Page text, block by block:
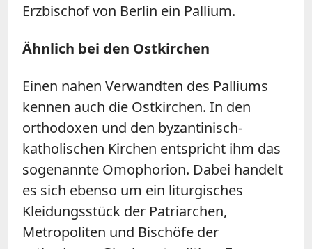
Erzbischof von Berlin ein Pallium.
Ähnlich bei den Ostkirchen
Einen nahen Verwandten des Palliums
kennen auch die Ostkirchen. In den
orthodoxen und den byzantinisch-
katholischen Kirchen entspricht ihm das
sogenannte Omophorion. Dabei handelt
es sich ebenso um ein liturgisches
Kleidungsstück der Patriarchen,
Metropoliten und Bischöfe der